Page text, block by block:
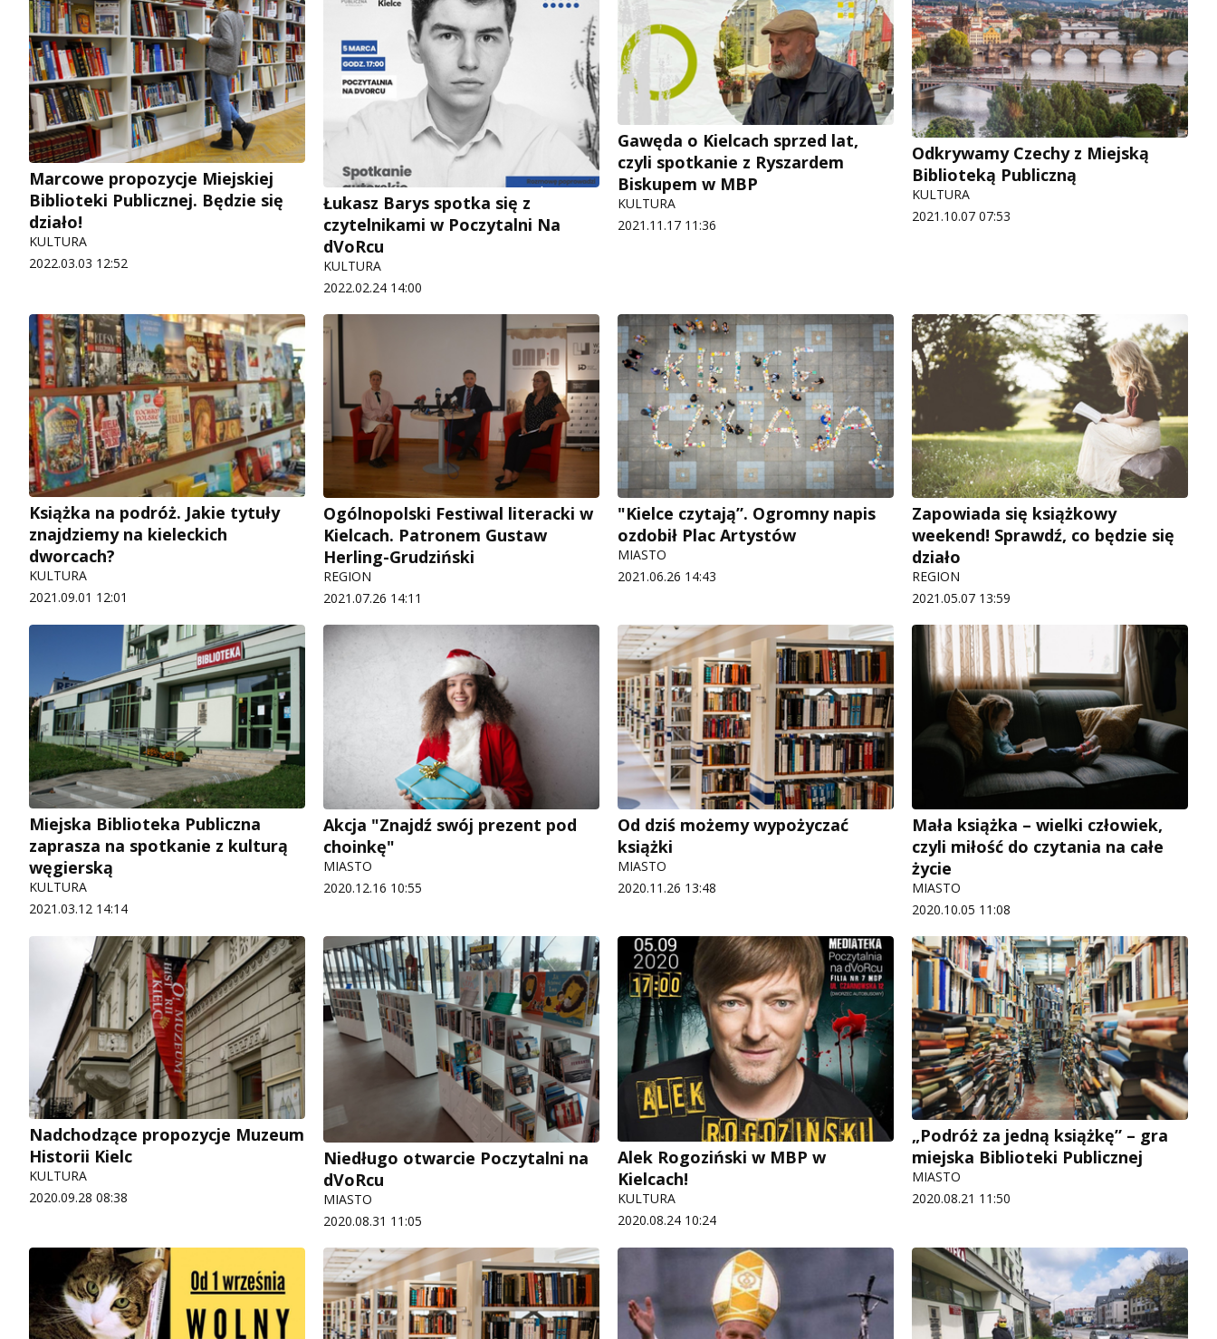
Marcowe propozycje Miejskiej
Biblioteki Publicznej. Będzie się
działo!
KULTURA
2022.03.03 12:52
Łukasz Barys spotka się z
czytelnikami w Poczytalni Na
dVoRcu
KULTURA
2022.02.24 14:00
Gawęda o Kielcach sprzed lat,
czyli spotkanie z Ryszardem
Biskupem w MBP
KULTURA
2021.11.17 11:36
Odkrywamy Czechy z Miejską
Biblioteką Publiczną
KULTURA
2021.10.07 07:53
Książka na podróż. Jakie tytuły
znajdziemy na kieleckich
dworcach?
KULTURA
2021.09.01 12:01
Ogólnopolski Festiwal literacki w
Kielcach. Patronem Gustaw
Herling-Grudziński
REGION
2021.07.26 14:11
"Kielce czytają”. Ogromny napis
ozdobił Plac Artystów
MIASTO
2021.06.26 14:43
Zapowiada się książkowy
weekend! Sprawdź, co będzie się
działo
REGION
2021.05.07 13:59
Miejska Biblioteka Publiczna
zaprasza na spotkanie z kulturą
węgierską
KULTURA
2021.03.12 14:14
Akcja "Znajdź swój prezent pod
choinkę"
MIASTO
2020.12.16 10:55
Od dziś możemy wypożyczać
książki
MIASTO
2020.11.26 13:48
Mała książka – wielki człowiek,
czyli miłość do czytania na całe
życie
MIASTO
2020.10.05 11:08
Nadchodzące propozycje Muzeum
Historii Kielc
KULTURA
2020.09.28 08:38
Niedługo otwarcie Poczytalni na
dVoRcu
MIASTO
2020.08.31 11:05
Alek Rogoziński w MBP w
Kielcach!
KULTURA
2020.08.24 10:24
„Podróż za jedną książkę” – gra
miejska Biblioteki Publicznej
MIASTO
2020.08.21 11:50